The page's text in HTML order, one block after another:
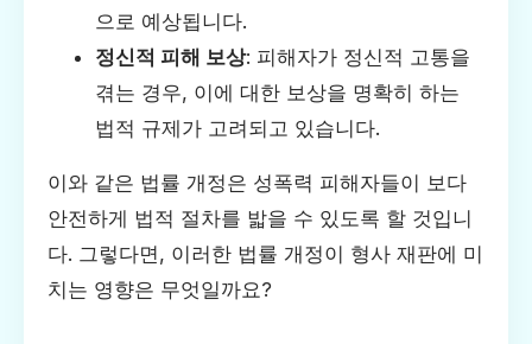
으로 예상됩니다.
정신적 피해 보상: 피해자가 정신적 고통을
겪는 경우, 이에 대한 보상을 명확히 하는
법적 규제가 고려되고 있습니다.
이와 같은 법률 개정은 성폭력 피해자들이 보다
안전하게 법적 절차를 밟을 수 있도록 할 것입니
다. 그렇다면, 이러한 법률 개정이 형사 재판에 미
치는 영향은 무엇일까요?